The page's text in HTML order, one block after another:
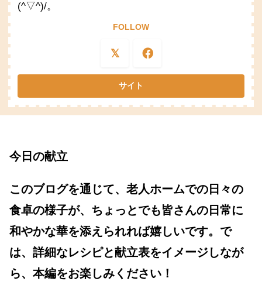
(^▽^)/。
FOLLOW
今日の献立
このブログを通じて、老人ホームでの日々の
食卓の様子が、ちょっとでも皆さんの日常に
和やかな華を添えられれば嬉しいです。で
は、詳細なレシピと献立表をイメージしなが
ら、本編をお楽しみください！